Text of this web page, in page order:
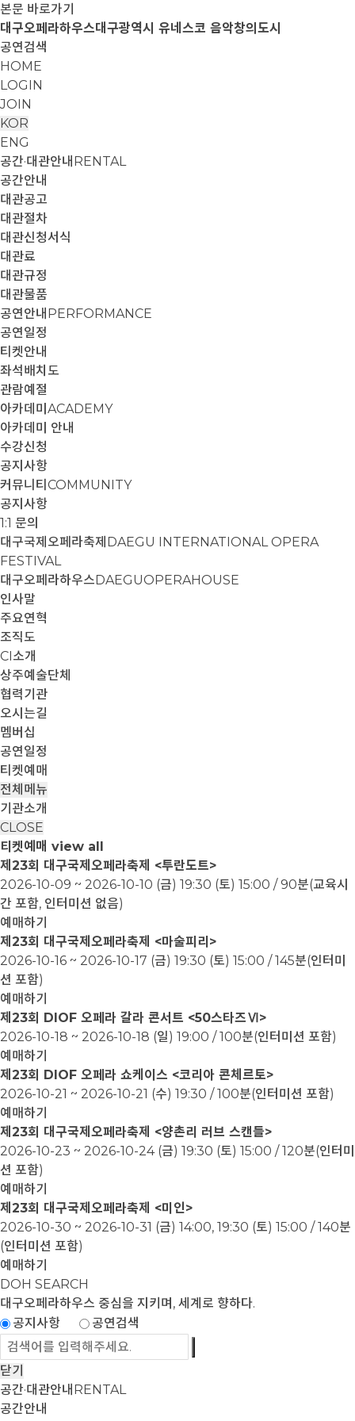
본문 바로가기
대구오페라하우스대구광역시 유네스코 음악창의도시
공연검색
HOME
LOGIN
JOIN
KOR
ENG
공간·대관안내 RENTAL
공간안내
대관공고
대관절차
대관신청서식
대관료
대관규정
대관물품
공연안내 PERFORMANCE
공연일정
티켓안내
좌석배치도
관람예절
아카데미 ACADEMY
아카데미 안내
수강신청
공지사항
커뮤니티 COMMUNITY
공지사항
1:1 문의
대구국제오페라축제 DAEGU INTERNATIONAL OPERA
FESTIVAL
대구오페라하우스DAEGUOPERAHOUSE
인사말
주요연혁
조직도
CI소개
상주예술단체
협력기관
오시는길
멤버십
공연일정
티켓예매
전체메뉴
기관소개
CLOSE
티켓예매 view all
제23회 대구국제오페라축제 <투란도트>
2026-10-09 ~ 2026-10-10 (금) 19:30 (토) 15:00 / 90분(교육시
간 포함, 인터미션 없음)
예매하기
제23회 대구국제오페라축제 <마술피리>
2026-10-16 ~ 2026-10-17 (금) 19:30 (토) 15:00 / 145분(인터미
션 포함)
예매하기
제23회 DIOF 오페라 갈라 콘서트 <50스타즈Ⅵ>
2026-10-18 ~ 2026-10-18 (일) 19:00 / 100분(인터미션 포함)
예매하기
제23회 DIOF 오페라 쇼케이스 <코리아 콘체르토>
2026-10-21 ~ 2026-10-21 (수) 19:30 / 100분(인터미션 포함)
예매하기
제23회 대구국제오페라축제 <양촌리 러브 스캔들>
2026-10-23 ~ 2026-10-24 (금) 19:30 (토) 15:00 / 120분(인터미
션 포함)
예매하기
제23회 대구국제오페라축제 <미인>
2026-10-30 ~ 2026-10-31 (금) 14:00, 19:30 (토) 15:00 / 140분
(인터미션 포함)
예매하기
DOH SEARCH
대구오페라하우스 중심을 지키며, 세계로 향하다.
공지사항
공연검색
닫기
공간·대관안내 RENTAL
공간안내